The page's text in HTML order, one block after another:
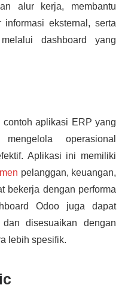
alur kerja, membantu
informasi eksternal, serta
dashboard yang
contoh aplikasi ERP yang
operasional
Aplikasi ini memiliki
pelanggan, keuangan,
bekerja dengan performa
Odoo juga dapat
disesuaikan dengan
lebih spesifik.